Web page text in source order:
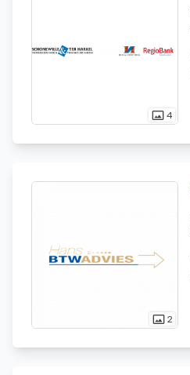
photo_size_select_actual4
photo_size_select_actual2